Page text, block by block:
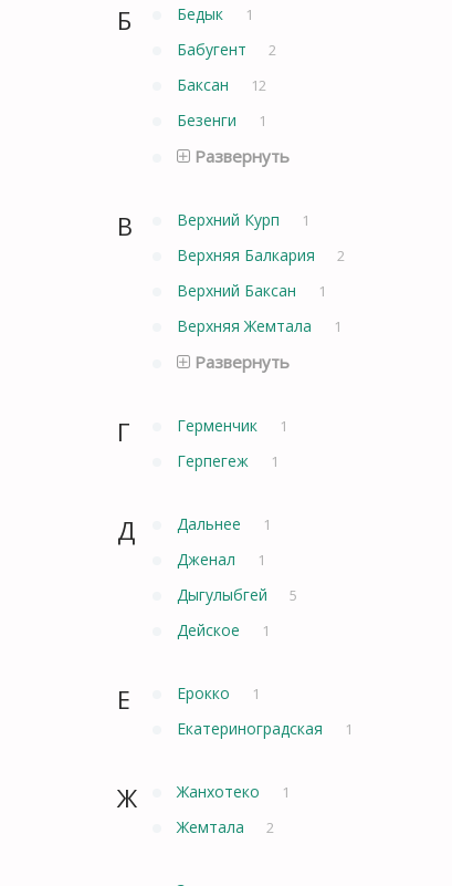
Б Бедык 1
Бабугент 2
Баксан 12
Безенги 1
Развернуть
В Верхний Курп 1
Верхняя Балкария 2
Верхний Баксан 1
Верхняя Жемтала 1
Развернуть
Г Герменчик 1
Герпегеж 1
Д Дальнее 1
Дженал 1
Дыгулыбгей 5
Дейское 1
Е Ерокко 1
Екатериноградская 1
Ж Жанхотеко 1
Жемтала 2